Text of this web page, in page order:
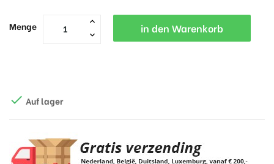
Menge in den Warenkorb
 Auf lager